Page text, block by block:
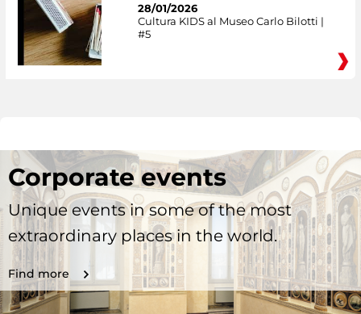
28/01/2026
Cultura KIDS al Museo Carlo Bilotti |
#5
Corporate events
Unique events in some of the most
extraordinary places in the world.
Find more